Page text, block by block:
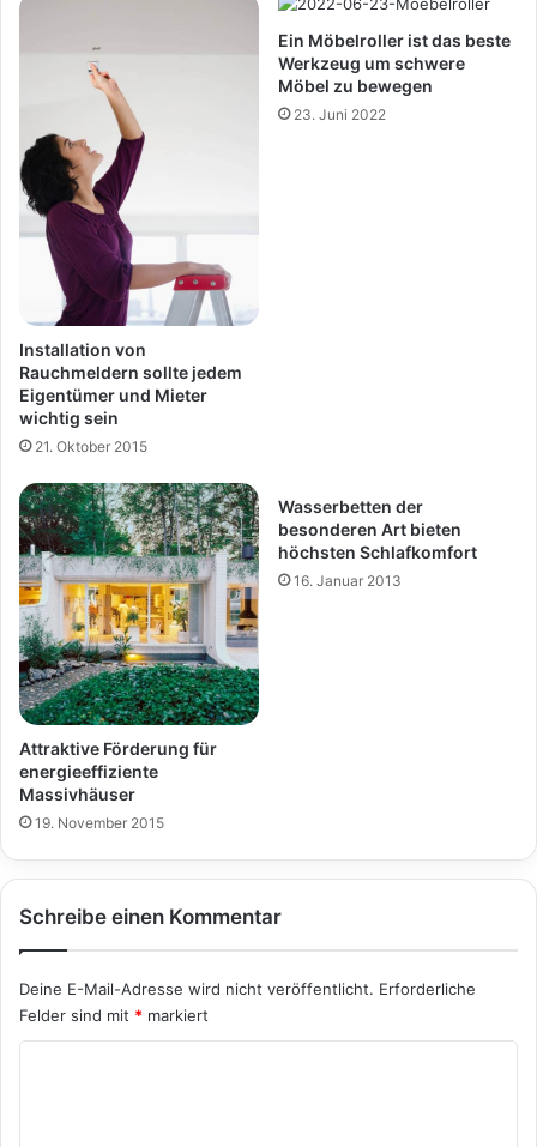
Installation von
Rauchmeldern sollte jedem
Eigentümer und Mieter
wichtig sein
21. Oktober 2015
Ein Möbelroller ist das beste
Werkzeug um schwere
Möbel zu bewegen
23. Juni 2022
Attraktive Förderung für
energieeffiziente
Massivhäuser
19. November 2015
Wasserbetten der
besonderen Art bieten
höchsten Schlafkomfort
16. Januar 2013
Schreibe einen Kommentar
Deine E-Mail-Adresse wird nicht veröffentlicht. Erforderliche
Felder sind mit * markiert